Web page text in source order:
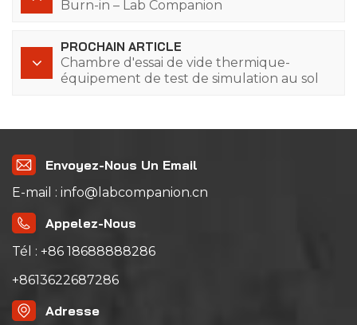
Burn-in – Lab Companion
PROCHAIN ARTICLE
Chambre d'essai de vide thermique-
équipement de test de simulation au sol
Envoyez-Nous Un Email
E-mail : info@labcompanion.cn
Appelez-Nous
Tél : +86 18688888286
+8613622687286
Adresse